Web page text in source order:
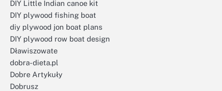
DIY Little Indian canoe kit
DIY plywood fishing boat
diy plywood jon boat plans
DIY plywood row boat design
Dławiszowate
dobra-dieta.pl
Dobre Artykuły
Dobrusz